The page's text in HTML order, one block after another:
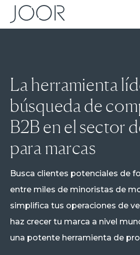
La herramienta
búsqueda de
B2B en el sector
para marcas
Busca clientes potenciales de
entre miles de minoristas de
simplifica tus operaciones de
haz crecer tu marca a nivel
una potente herramienta de